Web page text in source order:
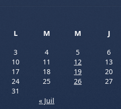
L
M M J
3
4 5 6
10
11 12 13
17
18 19 20
24
25 26 27
31
« Juil